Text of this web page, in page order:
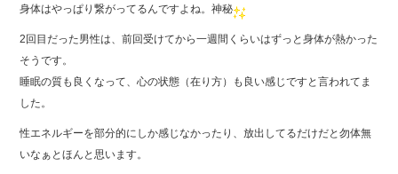
身体はやっぱり繋がってるんですよね。神秘
2回目だった男性は、前回受けてから一週間くらいはずっと身体が熱かった
そうです。
睡眠の質も良くなって、心の状態（在り方）も良い感じですと言われてま
した。
性エネルギーを部分的にしか感じなかったり、放出してるだけだと勿体無
いなぁとほんと思います。